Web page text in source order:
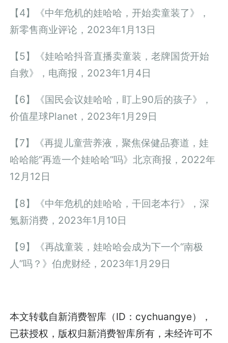
【4】《中年危机的娃哈哈，开始卖童装了》，
新零售商业评论，2023年1月13日
【5】《娃哈哈抖音直播卖童装，老牌国货开始
自救》，电商报，2023年1月4日
【6】《国民会议娃哈哈，盯上90后的孩子》，
价值星球Planet，2023年1月29日
【7】《再提儿童营养液，聚焦保健品赛道，娃
哈哈能“再造一个娃哈哈”吗》北京商报，2022年
12月12日
【8】《中年危机的娃哈哈，干回老本行》，深
氪新消费，2023年1月10日
【9】《再战童装，娃哈哈会成为下一个“南极
人”吗？》伯虎财经，2023年1月29日
本文转载自新消费智库（ID：cychuangye），
已获授权，版权归新消费智库所有，未经许可不